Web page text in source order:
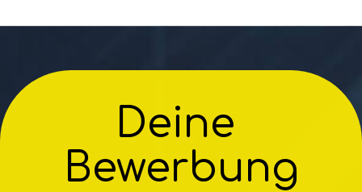
CA/ULO
Deine
Bewerbung